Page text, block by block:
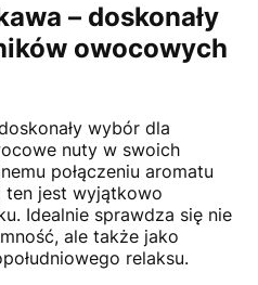
– doskonały
owocowych
wybór dla
nuty w swoich
połączeniu aromatu
ten jest wyjątkowo
Idealnie sprawdza się nie
ale także jako
relaksu.